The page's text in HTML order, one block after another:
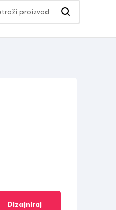
Dizajniraj